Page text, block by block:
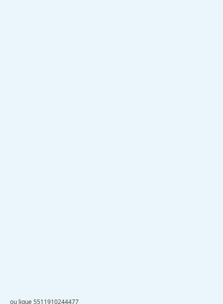
ou ligue 5511910244477